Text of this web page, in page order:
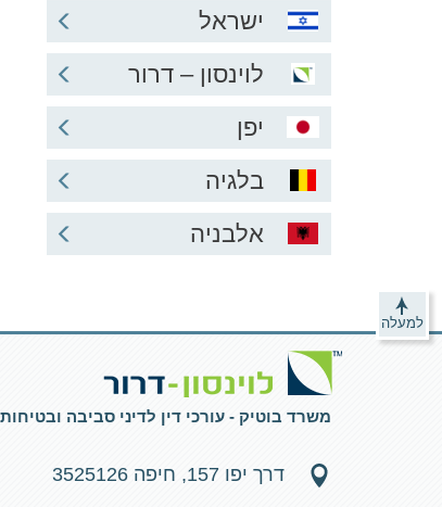
ישראל
לוינסון – דרור
יפן
בלגיה
אלבניה
למעלה
משרד בוטיק - עורכי דין לדיני סביבה ובטיחות
דרך יפו 157, חיפה 3525126